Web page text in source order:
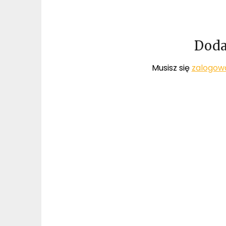
Musisz się